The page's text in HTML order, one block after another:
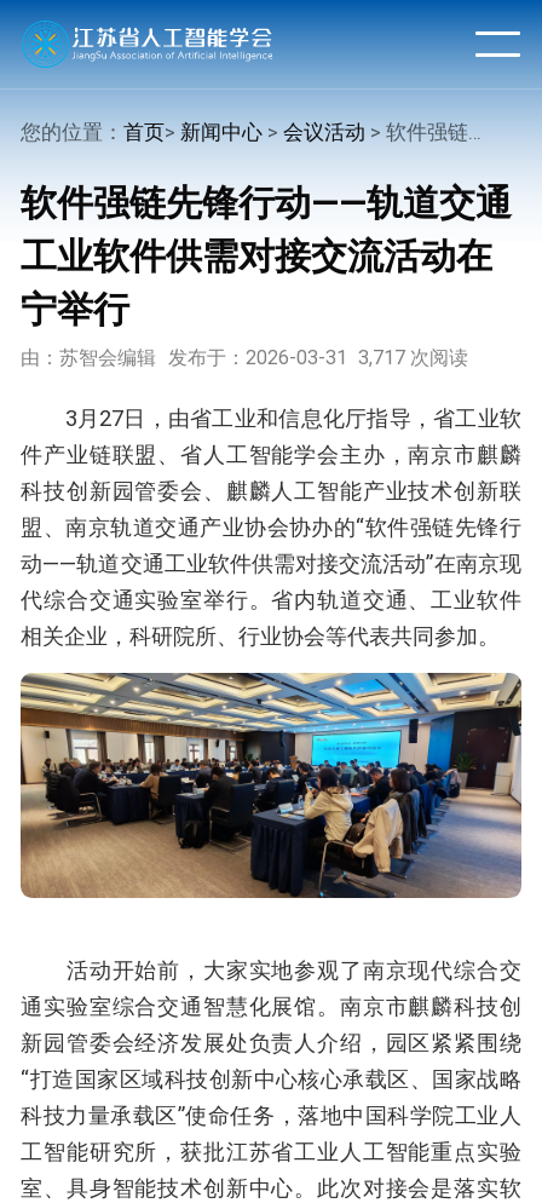
您的位置：首页> 新闻中心 >会议活动 > 软件强链先锋行动——轨道交通工业软件供需对接交流活动在宁举行
软件强链先锋行动——轨道交通
工业软件供需对接交流活动在
宁举行
由：苏智会编辑 发布于：2026-03-31 3,717 次阅读
3月27日，由省工业和信息化厅指导，省工业软
件产业链联盟、省人工智能学会主办，南京市麒麟
科技创新园管委会、麒麟人工智能产业技术创新联
盟、南京轨道交通产业协会协办的“软件强链先锋行
动——轨道交通工业软件供需对接交流活动”在南京现
代综合交通实验室举行。省内轨道交通、工业软件
相关企业，科研院所、行业协会等代表共同参加。
活动开始前，大家实地参观了南京现代综合交
通实验室综合交通智慧化展馆。南京市麒麟科技创
新园管委会经济发展处负责人介绍，园区紧紧围绕
“打造国家区域科技创新中心核心承载区、国家战略
科技力量承载区”使命任务，落地中国科学院工业人
工智能研究所，获批江苏省工业人工智能重点实验
室、具身智能技术创新中心。此次对接会是落实软